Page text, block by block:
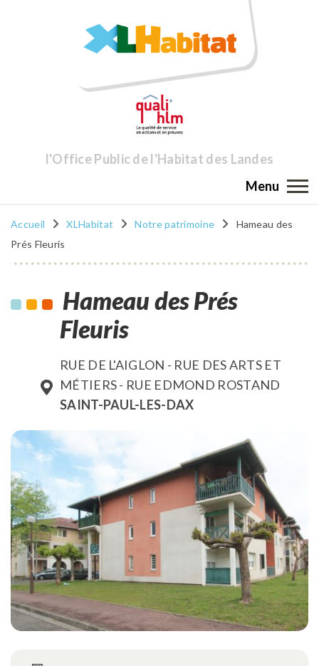
l'Office Public de l'Habitat des Landes
Menu
Accueil XLHabitat Notre patrimoine
Hameau des
Prés Fleuris
Hameau des Prés
Fleuris
RUE DE L'AIGLON - RUE DES ARTS ET
MÉTIERS - RUE EDMOND ROSTAND
SAINT-PAUL-LES-DAX